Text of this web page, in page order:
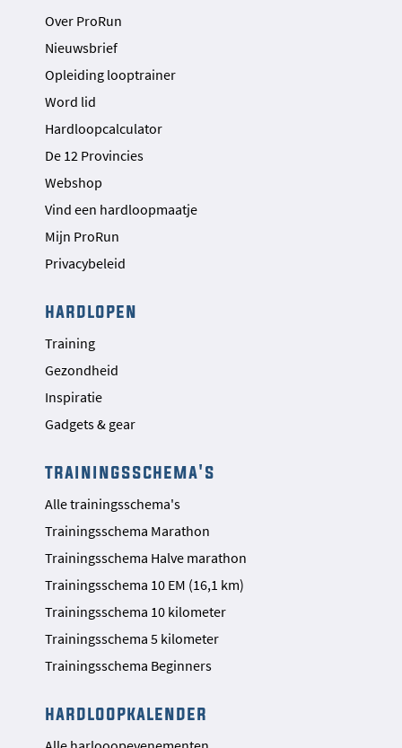
Over ProRun
Nieuwsbrief
Opleiding looptrainer
Word lid
Hardloopcalculator
De 12 Provincies
Webshop
Vind een hardloopmaatje
Mijn ProRun
Privacybeleid
hardlopen
Training
Gezondheid
Inspiratie
Gadgets & gear
trainingsschema's
Alle trainingsschema's
Trainingsschema Marathon
Trainingsschema Halve marathon
Trainingsschema 10 EM (16,1 km)
Trainingsschema 10 kilometer
Trainingsschema 5 kilometer
Trainingsschema Beginners
hardloopkalender